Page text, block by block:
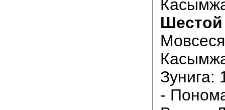
Шестой
Зунига:
-